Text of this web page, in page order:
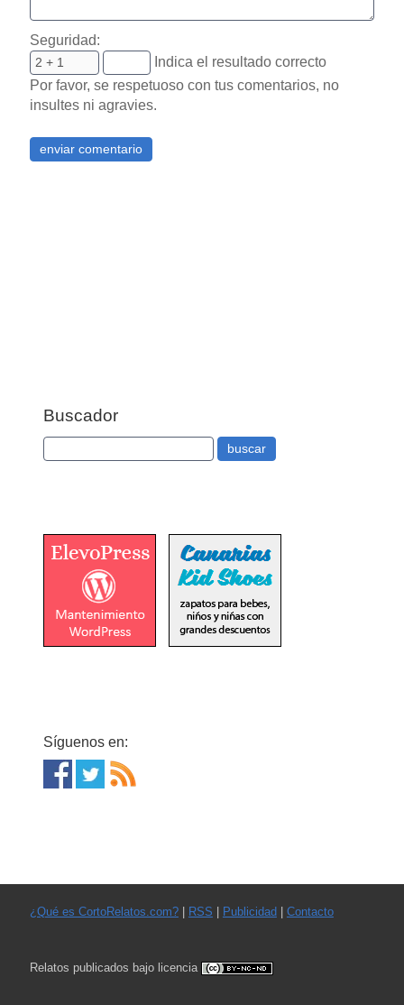
Seguridad:
Indica el resultado correcto
Por favor, se respetuoso con tus comentarios, no
insultes ni agravies.
Buscador
Síguenos en:
¿Qué es CortoRelatos.com?| RSS Publicidad Contacto
Relatos publicados bajo licencia